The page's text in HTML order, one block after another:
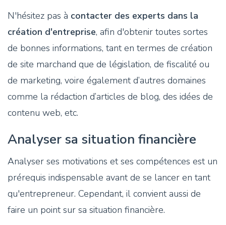
N'hésitez pas à contacter des experts dans la
création d'entreprise, afin d'obtenir toutes sortes
de bonnes informations, tant en termes de création
de site marchand que de législation, de fiscalité ou
de marketing, voire également d’autres domaines
comme la rédaction d’articles de blog, des idées de
contenu web, etc.
Analyser sa situation financière
Analyser ses motivations et ses compétences est un
prérequis indispensable avant de se lancer en tant
qu'entrepreneur. Cependant, il convient aussi de
faire un point sur sa situation financière.